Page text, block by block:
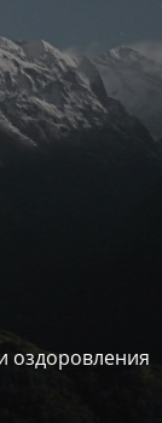
оздоровления